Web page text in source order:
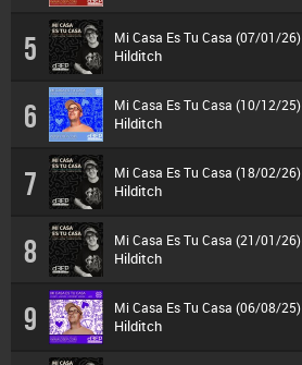
5 Mi Casa Es Tu Casa (07/01/26)
Hilditch
6 Mi Casa Es Tu Casa (10/12/25)
Hilditch
7 Mi Casa Es Tu Casa (18/02/26)
Hilditch
8 Mi Casa Es Tu Casa (21/01/26)
Hilditch
9 Mi Casa Es Tu Casa (06/08/25)
Hilditch